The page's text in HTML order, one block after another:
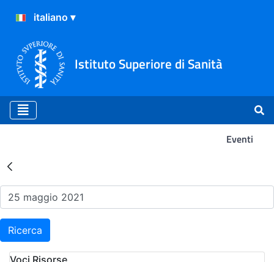
Istituto Superiore di Sanità
Eventi
Risultati della Ricerca -
Ricerca
Voci Risorse